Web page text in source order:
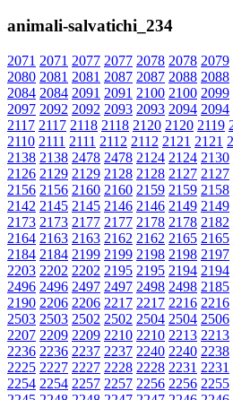
animali-salvatichi_234
2071 2071 2077 2077 2078 2078 2079
2080 2081 2081 2087 2087 2088 2088
2084 2084 2091 2091 2100 2100 2099
2097 2092 2092 2093 2093 2094 2094
2117 2117 2118 2118 2120 2120 2119
2110 2111 2111 2112 2112 2121 2121
2138 2138 2478 2478 2124 2124 2130
2126 2129 2129 2128 2128 2127 2127
2156 2156 2160 2160 2159 2159 2158
2142 2145 2145 2146 2146 2149 2149
2173 2173 2177 2177 2178 2178 2182
2164 2163 2163 2162 2162 2165 2165
2184 2184 2199 2199 2198 2198 2197
2203 2202 2202 2195 2195 2194 2194
2496 2496 2497 2497 2498 2498 2185
2190 2206 2206 2217 2217 2216 2216
2503 2503 2502 2502 2504 2504 2506
2207 2209 2209 2210 2210 2213 2213
2236 2236 2237 2237 2240 2240 2238
2225 2227 2227 2228 2228 2231 2231
2254 2254 2257 2257 2256 2256 2255